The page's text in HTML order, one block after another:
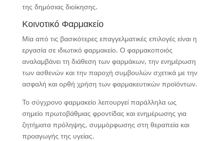
της δημόσιας διοίκησης.
Κοινοτικό Φαρμακείο
Μία από τις βασικότερες επαγγελματικές επιλογές είναι η
εργασία σε ιδιωτικό φαρμακείο. Ο φαρμακοποιός
αναλαμβάνει τη διάθεση των φαρμάκων, την ενημέρωση
των ασθενών και την παροχή συμβουλών σχετικά με την
ασφαλή και ορθή χρήση των φαρμακευτικών προϊόντων.
Το σύγχρονο φαρμακείο λειτουργεί παράλληλα ως
σημείο πρωτοβάθμιας φροντίδας και ενημέρωσης για
ζητήματα πρόληψης, συμμόρφωσης στη θεραπεία και
προαγωγής της υγείας.